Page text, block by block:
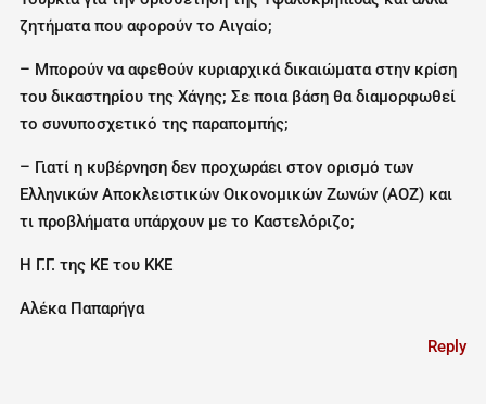
ζητήματα που αφορούν το Αιγαίο;
– Μπορούν να αφεθούν κυριαρχικά δικαιώματα στην κρίση
του δικαστηρίου της Χάγης; Σε ποια βάση θα διαμορφωθεί
το συνυποσχετικό της παραπομπής;
– Γιατί η κυβέρνηση δεν προχωράει στον ορισμό των
Ελληνικών Αποκλειστικών Οικονομικών Ζωνών (ΑΟΖ) και
τι προβλήματα υπάρχουν με το Καστελόριζο;
Η Γ.Γ. της ΚΕ του ΚΚΕ
Αλέκα Παπαρήγα
Reply